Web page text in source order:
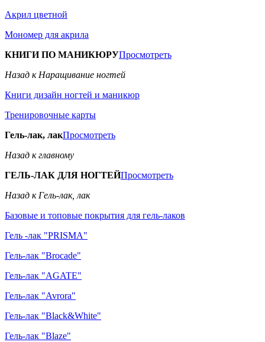
Акрил цветной
Мономер для акрила
КНИГИ ПО МАНИКЮРУПросмотреть
Назад к Наращивание ногтей
Книги дизайн ногтей и маникюр
Тренировочные карты
Гель-лак, лакПросмотреть
Назад к главному
ГЕЛЬ-ЛАК ДЛЯ НОГТЕЙПросмотреть
Назад к Гель-лак, лак
Базовые и топовые покрытия для гель-лаков
Гель -лак "PRISMA"
Гель-лак "Brocade"
Гель-лак "AGATE"
Гель-лак "Avrora"
Гель-лак "Black&White"
Гель-лак "Blaze"